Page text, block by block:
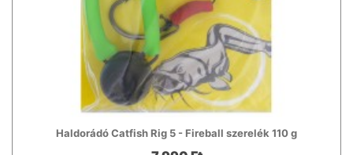
Haldorádó Catfish Rig 5 - Fireball szerelék 110 g